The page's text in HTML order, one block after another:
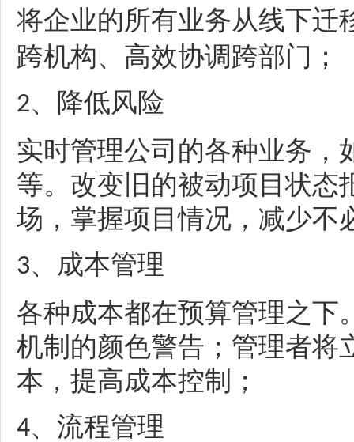
将企业的所有业务从线下迁
跨机构、 高效协调跨部门；
2、
降低风险
实时管理公司的各种业务，
等。改变旧的被动项目状态
场，掌握项目情况，减少不
3、 成本管理
各种成本都在预算管理之下
机制的颜色警告；管理者将
本，提高成本控制；
4、 流程管理